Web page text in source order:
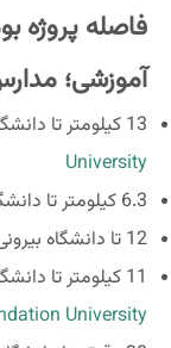
فاصله پروژه
آموزشی؛
13 کیلومتر تا دانشگاه توپکاپی استانبول
University
6.3 کیلومتر تا دانشگاه ییلدیز تکنیک
12 تا دانشگاه بیرونی
11 کیلومتر تا دانشگاه دندان پزشکی بزمی عالم
University